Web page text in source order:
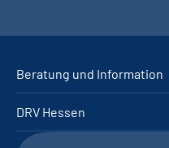
Beratung und Information
DRV Hessen